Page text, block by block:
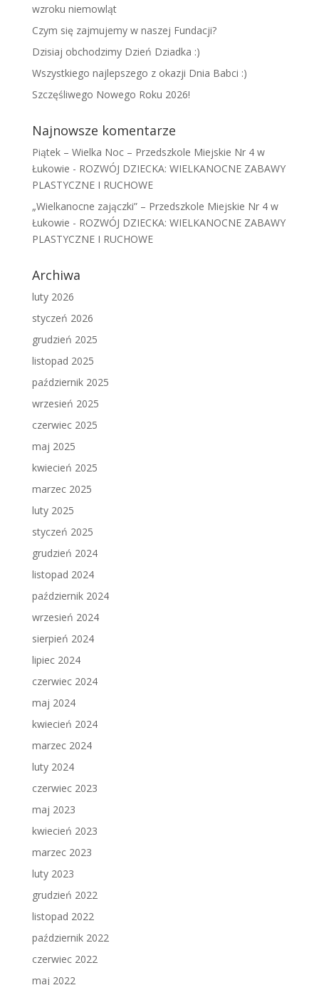
wzroku niemowląt
Czym się zajmujemy w naszej Fundacji?
Dzisiaj obchodzimy Dzień Dziadka :)
Wszystkiego najlepszego z okazji Dnia Babci :)
Szczęśliwego Nowego Roku 2026!
Najnowsze komentarze
Piątek – Wielka Noc – Przedszkole Miejskie Nr 4 w
Łukowie - ROZWÓJ DZIECKA: WIELKANOCNE ZABAWY
PLASTYCZNE I RUCHOWE
„Wielkanocne zajączki” – Przedszkole Miejskie Nr 4 w
Łukowie - ROZWÓJ DZIECKA: WIELKANOCNE ZABAWY
PLASTYCZNE I RUCHOWE
Archiwa
luty 2026
styczeń 2026
grudzień 2025
listopad 2025
październik 2025
wrzesień 2025
czerwiec 2025
maj 2025
kwiecień 2025
marzec 2025
luty 2025
styczeń 2025
grudzień 2024
listopad 2024
październik 2024
wrzesień 2024
sierpień 2024
lipiec 2024
czerwiec 2024
maj 2024
kwiecień 2024
marzec 2024
luty 2024
czerwiec 2023
maj 2023
kwiecień 2023
marzec 2023
luty 2023
grudzień 2022
listopad 2022
październik 2022
czerwiec 2022
maj 2022